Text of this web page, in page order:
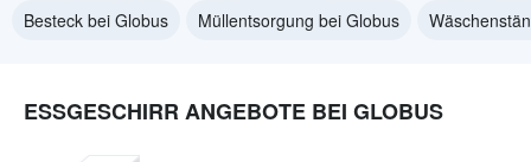
Besteck bei Globus
Müllentsorgung bei Globus
ESSGESCHIRR ANGEBOTE BEI GLOBUS